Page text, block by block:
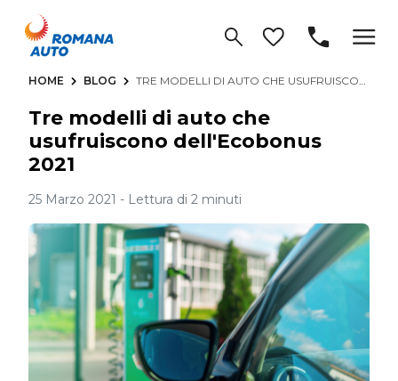
HOME BLOG TRE MODELLI DI AUTO CHE USUFRUISCONO DELL'ECOBONUS 2021
Tre modelli di auto che
usufruiscono dell'Ecobonus
2021
25 Marzo 2021 - Lettura di 2 minuti